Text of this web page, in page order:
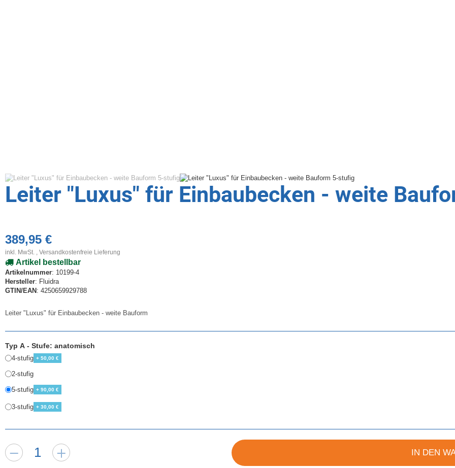
Leiter "Luxus" für Einbaubecken - weite
389,95 €
inkl. MwSt. , Versandkostenfreie Lieferung
Artikel bestellbar
Artikelnummer: 10199-4
Hersteller: Fluidra
GTIN/EAN : 4250659929788
Leiter "Luxus" für Einbaubecken - weite Bauform
Typ A - Stufe: anatomisch
4-stufig + 50,00 €
2-stufig
5-stufig + 90,00 €
3-stufig + 30,00 €
IN DEN